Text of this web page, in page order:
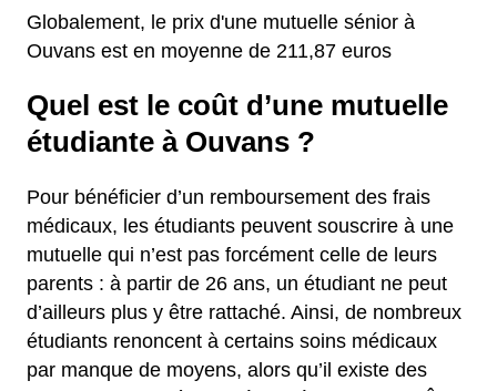
Globalement, le prix d'une mutuelle sénior à
Ouvans est en moyenne de 211,87 euros
Quel est le coût d’une mutuelle
étudiante à Ouvans ?
Pour bénéficier d’un remboursement des frais
médicaux, les étudiants peuvent souscrire à une
mutuelle qui n’est pas forcément celle de leurs
parents : à partir de 26 ans, un étudiant ne peut
d’ailleurs plus y être rattaché. Ainsi, de nombreux
étudiants renoncent à certains soins médicaux
par manque de moyens, alors qu’il existe des